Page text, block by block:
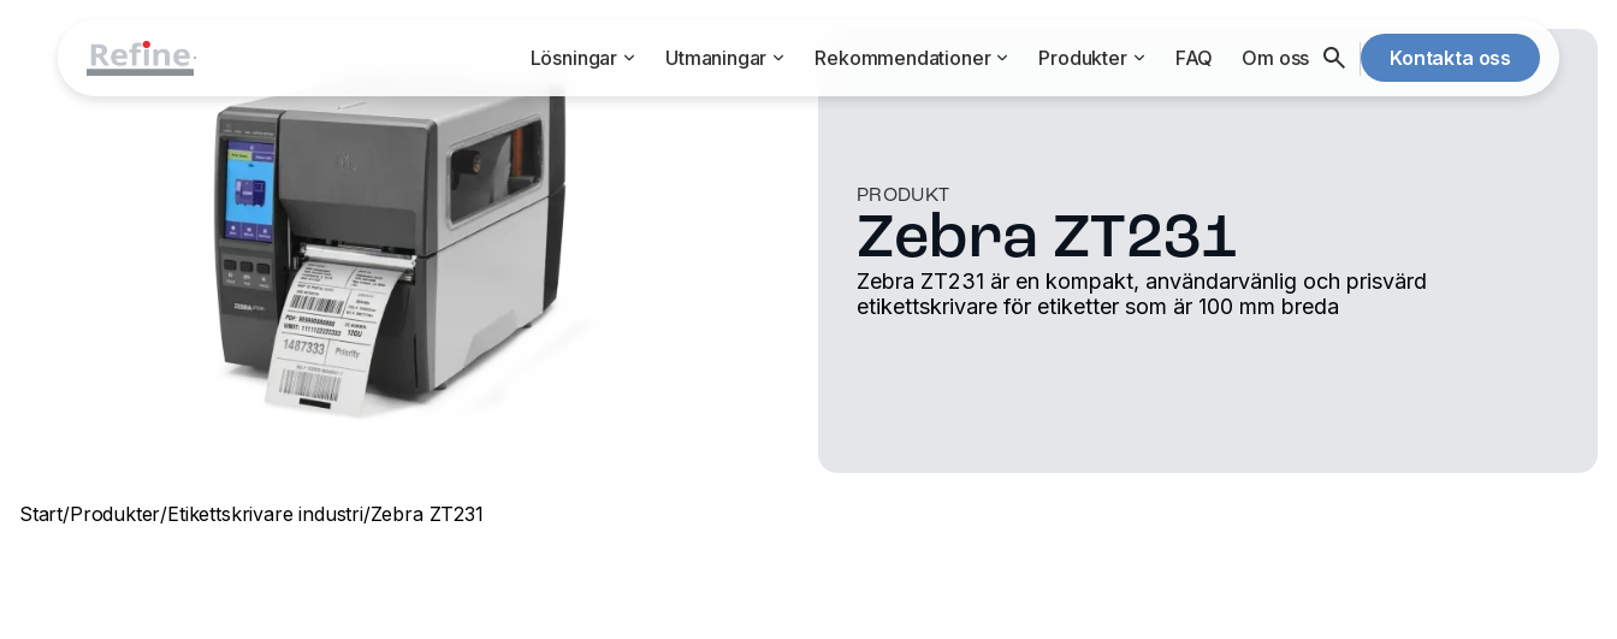
Lösningar Utmaningar Rekommendationer Produkter FAQ Om oss Kontakta oss
PRODUKT
Zebra ZT231
Zebra ZT231 är en kompakt, användarvänlig och prisvärd
etikettskrivare för etiketter som är 100 mm breda
Start/Produkter/Etikettskrivare industri/Zebra ZT231